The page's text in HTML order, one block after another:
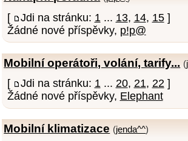
[ Jdi na stránku: 1 ... 13, 14, 15]
Žádné nové příspěvky, p!p@
Mobilní operátoři, volání, tarify... (
[ Jdi na stránku: 1 ... 20, 21, 22 ]
Žádné nové příspěvky, Elephant
Mobilní klimatizace (jenda^^)